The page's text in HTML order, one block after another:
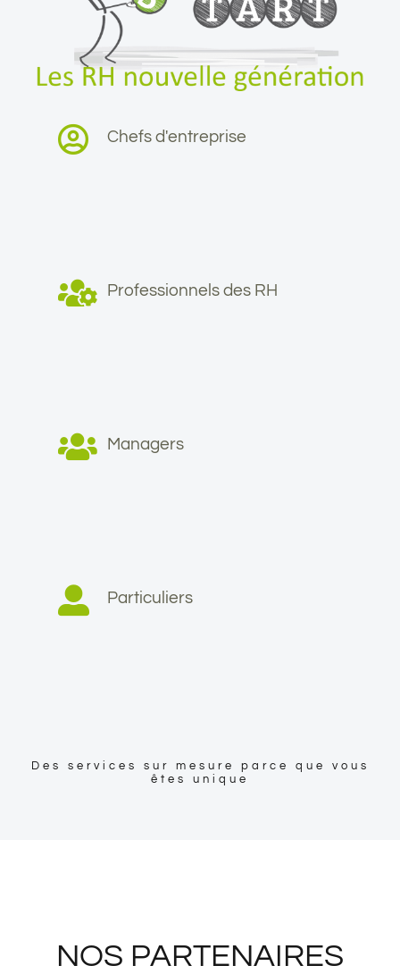
Chefs d'entreprise
Professionnels des RH
Managers
Particuliers
Des services sur mesure parce que vous
êtes unique
NOS PARTENAIRES